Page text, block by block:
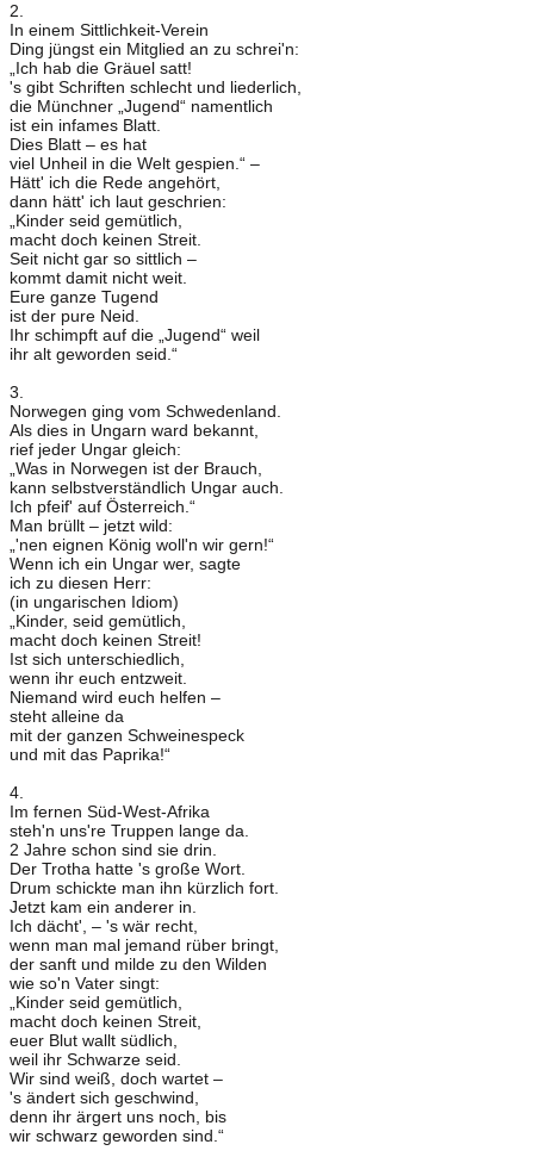
2.
In einem Sittlichkeit-Verein
Ding jüngst ein Mitglied an zu schrei'n:
„Ich hab die Gräuel satt!
's gibt Schriften schlecht und liederlich,
die Münchner „Jugend“ namentlich
ist ein infames Blatt.
Dies Blatt – es hat
viel Unheil in die Welt gespien.“ –
Hätt' ich die Rede angehört,
dann hätt' ich laut geschrien:
„Kinder seid gemütlich,
macht doch keinen Streit.
Seit nicht gar so sittlich –
kommt damit nicht weit.
Eure ganze Tugend
ist der pure Neid.
Ihr schimpft auf die „Jugend“ weil
ihr alt geworden seid.“
3.
Norwegen ging vom Schwedenland.
Als dies in Ungarn ward bekannt,
rief jeder Ungar gleich:
„Was in Norwegen ist der Brauch,
kann selbstverständlich Ungar auch.
Ich pfeif' auf Österreich.“
Man brüllt – jetzt wild:
„'nen eignen König woll'n wir gern!“
Wenn ich ein Ungar wer, sagte
ich zu diesen Herr:
(in ungarischen Idiom)
„Kinder, seid gemütlich,
macht doch keinen Streit!
Ist sich unterschiedlich,
wenn ihr euch entzweit.
Niemand wird euch helfen –
steht alleine da
mit der ganzen Schweinespeck
und mit das Paprika!“
4.
Im fernen Süd-West-Afrika
steh'n uns're Truppen lange da.
2 Jahre schon sind sie drin.
Der Trotha hatte 's große Wort.
Drum schickte man ihn kürzlich fort.
Jetzt kam ein anderer in.
Ich dächt', – 's wär recht,
wenn man mal jemand rüber bringt,
der sanft und milde zu den Wilden
wie so'n Vater singt:
„Kinder seid gemütlich,
macht doch keinen Streit,
euer Blut wallt südlich,
weil ihr Schwarze seid.
Wir sind weiß, doch wartet –
's ändert sich geschwind,
denn ihr ärgert uns noch, bis
wir schwarz geworden sind.“